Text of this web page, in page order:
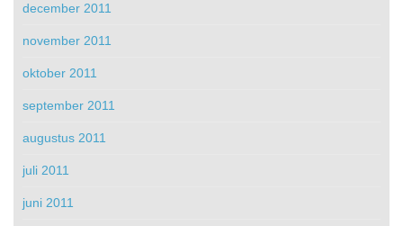
december 2011
november 2011
oktober 2011
september 2011
augustus 2011
juli 2011
juni 2011